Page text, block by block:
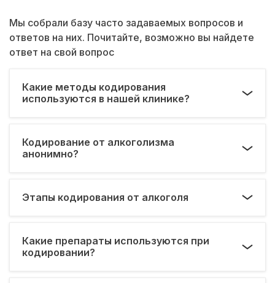
Мы собрали базу часто задаваемых вопросов и
ответов на них. Почитайте, возможно вы найдете
ответ на свой вопрос
Какие методы кодирования
используются в нашей клинике?
Кодирование от алкоголизма
анонимно?
Этапы кодирования от алкоголя
Какие препараты используются при
кодировании?